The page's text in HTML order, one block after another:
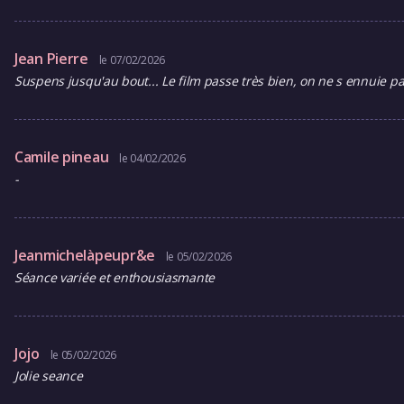
Jean Pierre le 07/02/2026
Suspens jusqu'au bout... Le film passe très bien, on ne s ennuie
Camile pineau le 04/02/2026
-
Jeanmichelàpeupr&e le 05/02/2026
Séance variée et enthousiasmante
Jojo le 05/02/2026
Jolie seance